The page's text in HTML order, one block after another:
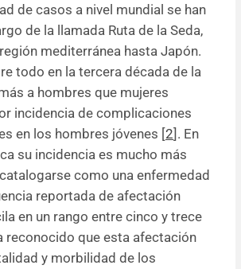
de casos a nivel mundial se han
de la llamada Ruta de la Seda,
mediterránea hasta Japón.
todo en la tercera década de la
a hombres que mujeres
incidencia de complicaciones
en los hombres jóvenes [2]. En
su incidencia es mucho más
como una enfermedad
reportada de afectación
en un rango entre cinco y trece
reconocido que esta afectación
y morbilidad de los